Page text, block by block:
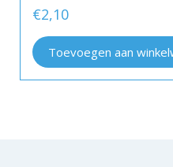
€2,10
Toevoegen aan